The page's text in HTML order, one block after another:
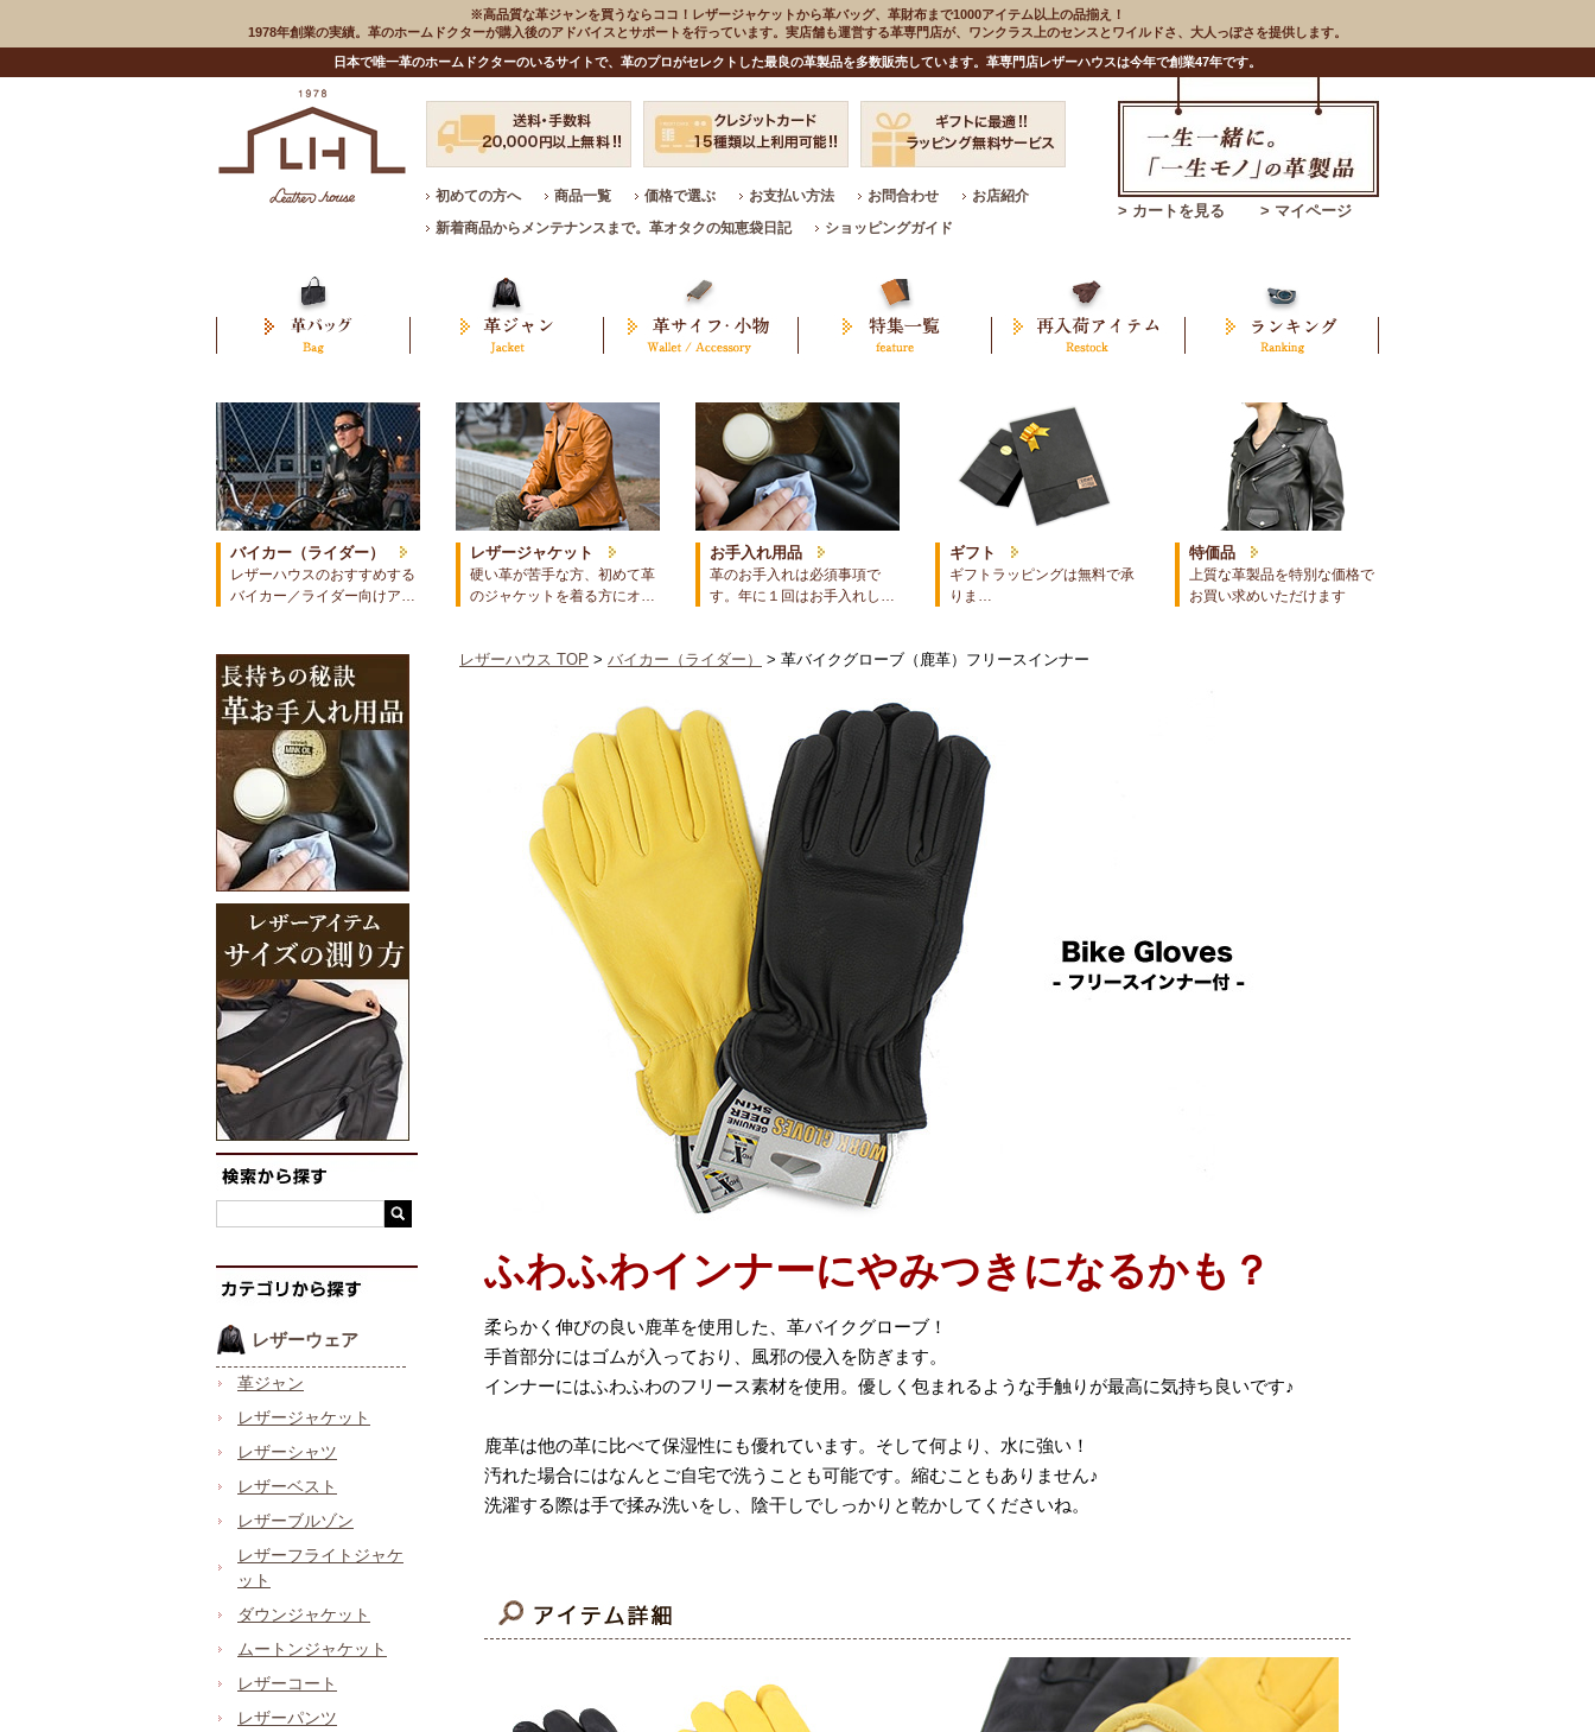
※高品質な革ジャンを買うならココ！レザージャケットから革バッグ、革財布まで1000アイテム以上の品揃え！
1978年創業の実績。革のホームドクターが購入後のアドバイスとサポートを行っています。実店舗も運営する革専門店が、ワンクラス上のセンスとワイルドさ、大人っぽさを提供します。
日本で唯一革のホームドクターのいるサイトで、革のプロがセレクトした最良の革製品を多数販売しています。革専門店レザーハウスは今年で創業47年です。
初めての方へ 商品一覧 価格で選ぶ お支払い方法 お問合わせ
お店紹介
新着商品からメンテナンスまで。革オタクの知恵袋日記
ショッピングガイド
> カートを見る > マイページ
バイカー（ライダー）
レザーハウスのおすすめする
バイカー／ライダー向けア…
レザージャケット
硬い革が苦手な方、初めて革
のジャケットを着る方にオ…
お手入れ用品
革のお手入れは必須事項で
す。年に１回はお手入れし…
ギフト
ギフトラッピングは無料で承
りま…
特価品
上質な革製品を特別な価格で
お買い求めいただけます
レザーウェア
革ジャン
レザージャケット
レザーシャツ
レザーベスト
レザーブルゾン
レザーフライトジャケ
ット
ダウンジャケット
ムートンジャケット
レザーコート
レザーパンツ
レザーハウス TOP > バイカー（ライダー） > 革バイクグローブ（鹿革）フリースインナー
ふわふわインナーにやみつきになるかも？
柔らかく伸びの良い鹿革を使用した、革バイクグローブ！
手首部分にはゴムが入っており、風邪の侵入を防ぎます。
インナーにはふわふわのフリース素材を使用。優しく包まれるような手触りが最高に気持ち良いです♪
鹿革は他の革に比べて保湿性にも優れています。そして何より、水に強い！
汚れた場合にはなんとご自宅で洗うことも可能です。縮むこともありません♪
洗濯する際は手で揉み洗いをし、陰干しでしっかりと乾かしてくださいね。